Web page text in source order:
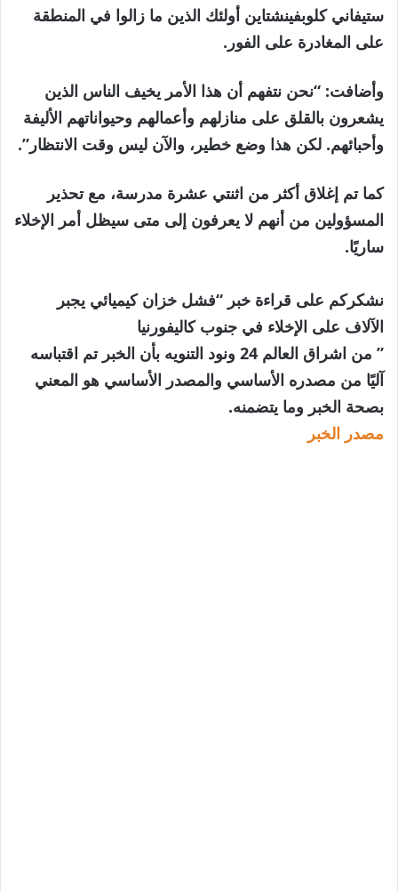
ستيفاني كلوبفينشتاين أولئك الذين ما زالوا في المنطقة
على المغادرة على الفور.
وأضافت: “نحن نتفهم أن هذا الأمر يخيف الناس الذين
يشعرون بالقلق على منازلهم وأعمالهم وحيواناتهم الأليفة
وأحبائهم. لكن هذا وضع خطير، والآن ليس وقت الانتظار”.
كما تم إغلاق أكثر من اثنتي عشرة مدرسة، مع تحذير
المسؤولين من أنهم لا يعرفون إلى متى سيظل أمر الإخلاء
ساريًا.
نشكركم على قراءة خبر “فشل خزان كيميائي يجبر
الآلاف على الإخلاء في جنوب كاليفورنيا
” من اشراق العالم 24 ونود التنويه بأن الخبر تم اقتباسه
آليًا من مصدره الأساسي والمصدر الأساسي هو المعني
بصحة الخبر وما يتضمنه.
مصدر الخبر